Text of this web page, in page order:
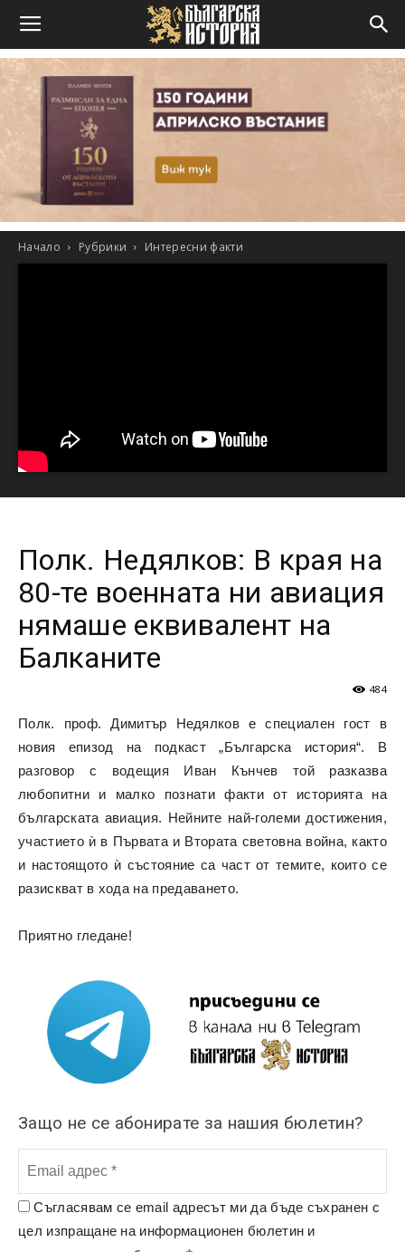
Начало Рубрики Интересни факти
Полк. Недялков: В края на
80-те военната ни авиация
нямаше еквивалент на
Балканите
484
Полк. проф. Димитър Недялков е специален гост в
новия епизод на подкаст „Българска история“. В
разговор с водещия Иван Кънчев той разказва
любопитни и малко познати факти от историята на
българската авиация. Нейните най-големи достижения,
участието ѝ в Първата и Втората световна война, както
и настоящото ѝ състояние са част от темите, които се
разискват в хода на предаването.
Приятно гледане!
Защо не се абонирате за нашия бюлетин?
Съгласявам се email адресът ми да бъде съхранен с
цел изпращане на информационен бюлетин и